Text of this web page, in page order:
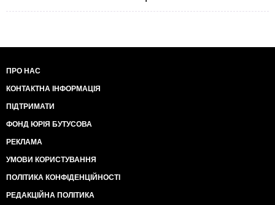
ПРО НАС
КОНТАКТНА ІНФОРМАЦІЯ
ПІДТРИМАТИ
ФОНД ЮРІЯ БУТУСОВА
РЕКЛАМА
УМОВИ КОРИСТУВАННЯ
ПОЛІТИКА КОНФІДЕНЦІЙНОСТІ
РЕДАКЦІЙНА ПОЛІТИКА